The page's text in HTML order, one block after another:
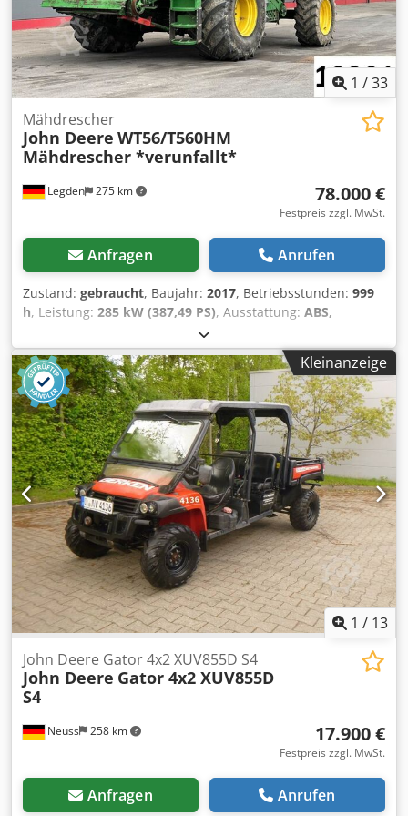
1 /33
Legden 275 km
Mähdrescher
John Deere WT56/T560HM
Mähdrescher *verunfallt*
78.000 €
Festpreis zzgl. MwSt.
Anfragen Anrufen
Zustand: gebraucht, Baujahr: 2017, Betriebsstunden: 999
h, Leistung: 285 kW (387,49 PS), Ausstattung: ABS,
Allradantrieb, Fronthubwerk, Kabine, Klimaanlage,
Standheizung, Betriebsstunden sind nicht ablesbar
Fahrzeug nicht fahrbereit!! Chodpfszrkpqox Ap Eoa * John
Deere Steuersystem mit Telematiksystem * Klimaautomatik
* Freisprecheinrichtung * Rückfahrkamerasystem mit
externem Monitor * 2 Sitzplatz ----Fahrzeugnummer 12301
-----Irrtümer & Zwischenverkauf vorbehalten
Kleinanzeige
1 / 13
Neuss 258 km
John Deere Gator 4x2 XUV855D S4
John Deere Gator 4x2 XUV855D
S4
17.900 €
Festpreis zzgl. MwSt.
Anfragen Anrufen